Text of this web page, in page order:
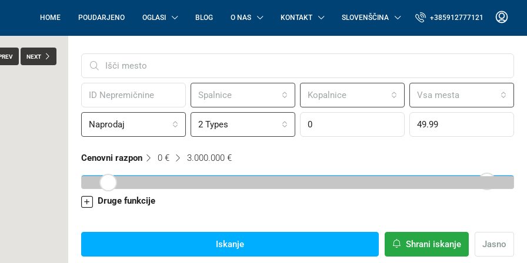
HOME POUDARJENO OGLASI BLOG O NAS KONTAKT SLOVENŠČINA +385912777121
NEXT
Spalnice Kopalnice Vsa mesta
Naprodaj 2 Types
Cenovni razpon 0 € 3.000.000 €
Druge funkcije
Iskanje Shrani iskanje Jasno